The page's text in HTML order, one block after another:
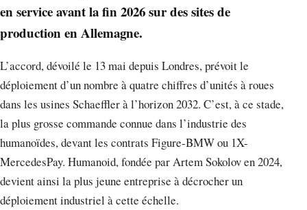
en service avant la fin 2026 sur des sites de
production en Allemagne.
L’accord, dévoilé le 13 mai depuis Londres, prévoit le
déploiement d’un nombre à quatre chiffres d’unités à roues
dans les usines Schaeffler à l’horizon 2032. C’est, à ce stade,
la plus grosse commande connue dans l’industrie des
humanoïdes, devant les contrats Figure-BMW ou 1X-
MercedesPay. Humanoid, fondée par Artem Sokolov en 2024,
devient ainsi la plus jeune entreprise à décrocher un
déploiement industriel à cette échelle.